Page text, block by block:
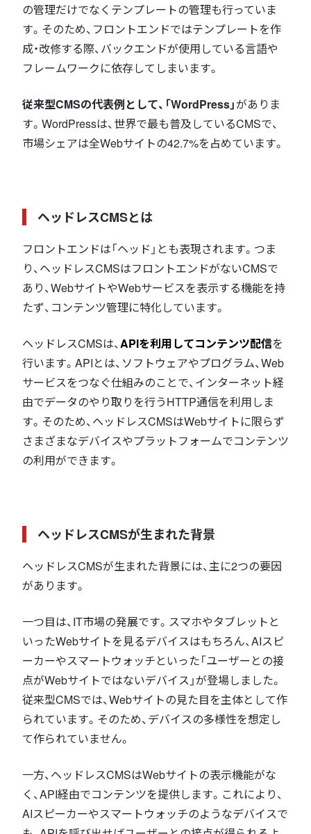
の管理だけでなくテンプレートの管理も行っていま
す。そのため、フロントエンドではテンプレートを作
成・改修する際、バックエンドが使用している言語や
フレームワークに依存してしまいます。
従来型CMSの代表例として、「WordPress」がありま
す。WordPressは、世界で最も普及しているCMSで、
市場シェアは全Webサイトの42.7%を占めています。
ヘッドレスCMSとは
フロントエンドは「ヘッド」とも表現されます。つま
り、ヘッドレスCMSはフロントエンドがないCMSで
あり、WebサイトやWebサービスを表示する機能を持
たず、コンテンツ管理に特化しています。
ヘッドレスCMSは、APIを利用してコンテンツ配信を
行います。APIとは、ソフトウェアやプログラム、Web
サービスをつなぐ仕組みのことで、インターネット経
由でデータのやり取りを行うHTTP通信を利用しま
す。そのため、ヘッドレスCMSはWebサイトに限らず
さまざまなデバイスやプラットフォームでコンテンツ
の利用ができます。
ヘッドレスCMSが生まれた背景
ヘッドレスCMSが生まれた背景には、主に2つの要因
があります。
一つ目は、IT市場の発展です。スマホやタブレットと
いったWebサイトを見るデバイスはもちろん、AIスピ
ーカーやスマートウォッチといった「ユーザーとの接
点がWebサイトではないデバイス」が登場しました。
従来型CMSでは、Webサイトの見た目を主体として作
られています。そのため、デバイスの多様性を想定し
て作られていません。
一方、ヘッドレスCMSはWebサイトの表示機能がな
く、API経由でコンテンツを提供します。これにより、
AIスピーカーやスマートウォッチのようなデバイスで